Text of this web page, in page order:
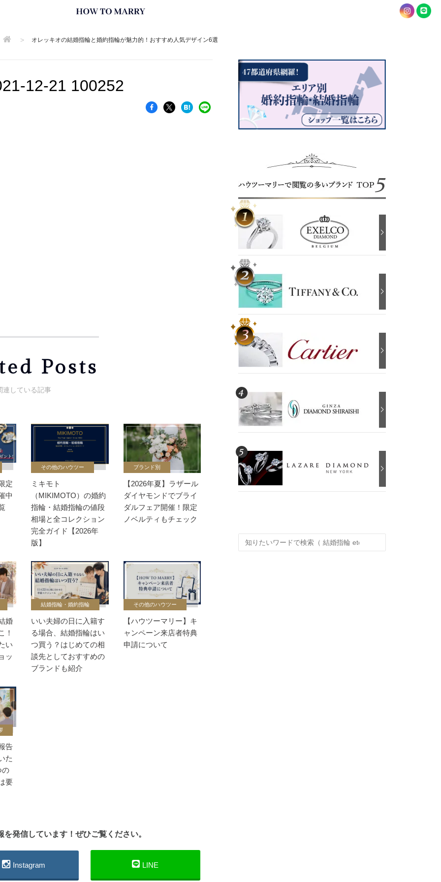
> オレッキオの結婚指輪と婚約指輪が魅力的！おすすめ人気デザイン6選
12-21 100252
Posts
定
中
その他のハウツー
ミキモト
（MIKIMOTO）の婚約
指輪・結婚指輪の値段
相場と全コレクション
完全ガイド【2026年
版】
ブランド別
【2026年夏】ラザール
ダイヤモンドでブライ
ダルフェア開催！限定
ノベルティもチェック
婚
！
い
ッ
結婚指輪・婚約指輪
いい夫婦の日に入籍す
る場合、結婚指輪はい
つ買う？はじめての相
談先としておすすめの
ブランドも紹介
その他のハウツー
【ハウツーマリー】キ
ャンペーン来店者特典
申請について
告
た
の
要
発信しています！ぜひご覧ください。
Instagram LINE